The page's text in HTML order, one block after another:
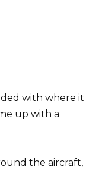
with where it
up with a
the aircraft,